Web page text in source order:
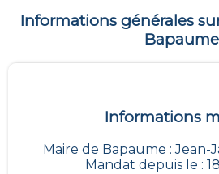
Informations générales
Bapaume
Informations
Maire de Bapaume : Jean-
Mandat depuis le :